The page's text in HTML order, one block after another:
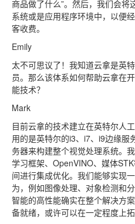
商品做了什么”。然后，我们会
系统或是应用程序环境中，以便
客收费。
Emily
太不可思议了！我知道云拿是英
员。那么该体系如何帮助云拿在
能技术？
Mark
目前云拿的技术建立在英特尔人
用的是英特尔的i3、i7、i9边缘服
务器来构建整个视觉处理系统。
学习框架、OpenVINO、媒体
间进行集成优化。我们能够实现
为，例如图像处理、对象检测和
智能的高性能确实在整个解决方
备就绪，或许可以在一定程度上